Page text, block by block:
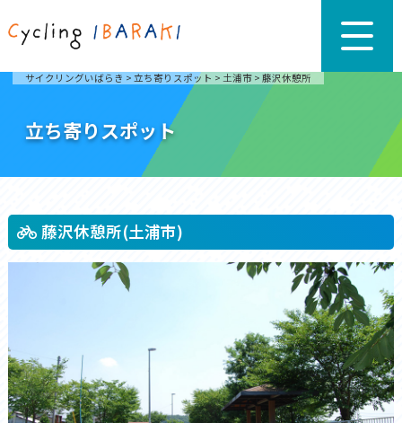
サイクリングいばらき > 立ち寄りスポット > 土浦市 > 藤沢休憩所
立ち寄りスポット
藤沢休憩所(土浦市)